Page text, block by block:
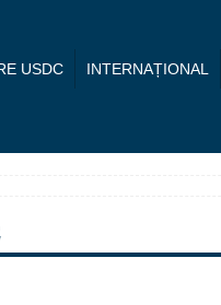
USDC INTERNAȚIONAL